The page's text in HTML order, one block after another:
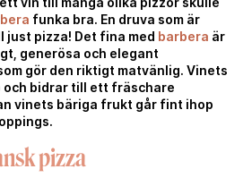
funka bra. En druva som är
pizza! Det fina med barbera är
generösa och elegant
gör den riktigt matvänlig. Vinets
och bidrar till ett fräschare
vinets bäriga frukt går fint ihop
pizza